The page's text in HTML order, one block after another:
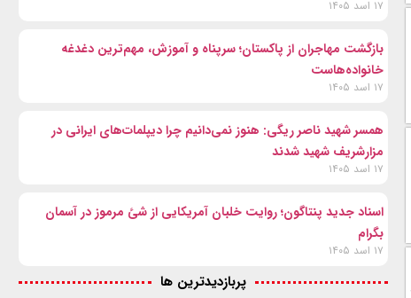
۱۷ اسد ۱۴۰۵
بازگشت مهاجران از پاکستان؛ سرپناه و آموزش، مهم‌ترین دغدغه
خانواده‌هاست
۱۷ اسد ۱۴۰۵
همسر شهید ناصر ریگی: هنوز نمی‌دانیم چرا دیپلمات‌های ایرانی در
مزارشریف شهید شدند
۱۷ اسد ۱۴۰۵
اسناد جدید پنتاگون؛ روایت خلبان آمریکایی از شئ مرموز در آسمان
بگرام
۱۷ اسد ۱۴۰۵
پربازدیدترین ها